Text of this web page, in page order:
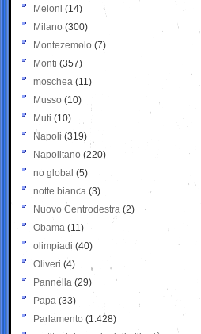
Meloni (14)
Milano (300)
Montezemolo (7)
Monti (357)
moschea (11)
Musso (10)
Muti (10)
Napoli (319)
Napolitano (220)
no global (5)
notte bianca (3)
Nuovo Centrodestra (2)
Obama (11)
olimpiadi (40)
Oliveri (4)
Pannella (29)
Papa (33)
Parlamento (1.428)